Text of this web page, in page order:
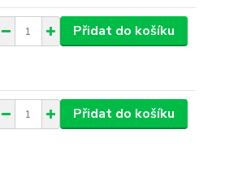
Přidat do košíku
Přidat do košíku